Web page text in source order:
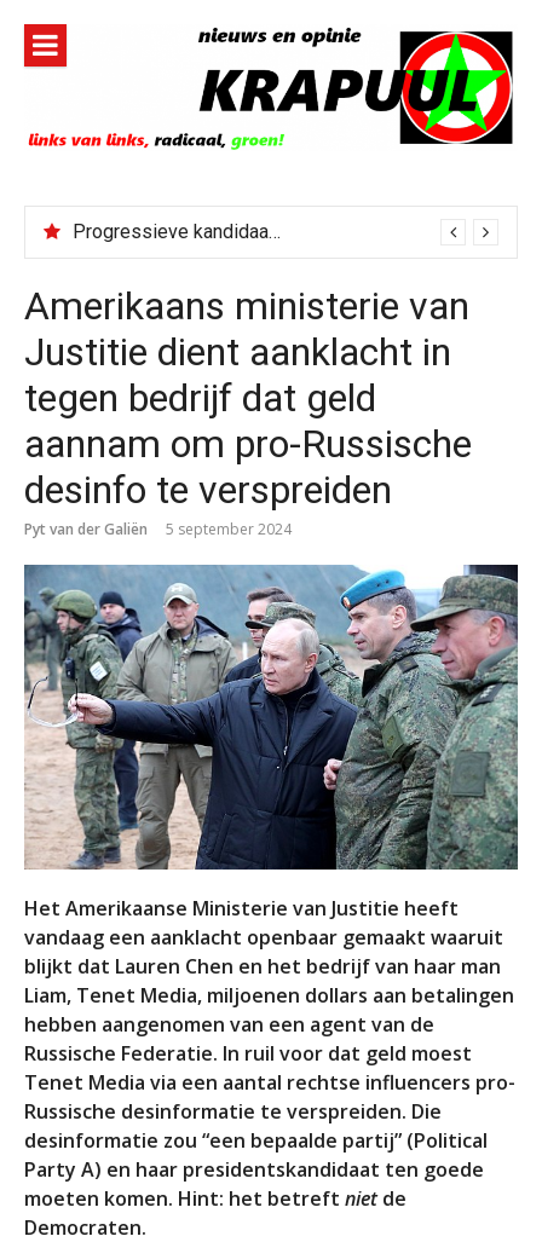
inhoud
Progressieve kandidaat El-Sayed senaatskandidaat Michigan
Amerikaans ministerie van
Justitie dient aanklacht in
tegen bedrijf dat geld
aannam om pro-Russische
desinfo te verspreiden
Pyt van der Galiën 5 september 2024
Het Amerikaanse Ministerie van Justitie heeft
vandaag een aanklacht openbaar gemaakt waaruit
blijkt dat Lauren Chen en het bedrijf van haar man
Liam, Tenet Media, miljoenen dollars aan betalingen
hebben aangenomen van een agent van de
Russische Federatie. In ruil voor dat geld moest
Tenet Media via een aantal rechtse influencers pro-
Russische desinformatie te verspreiden. Die
desinformatie zou “een bepaalde partij” (Political
Party A) en haar presidentskandidaat ten goede
moeten komen. Hint: het betreft nietde
Democraten.